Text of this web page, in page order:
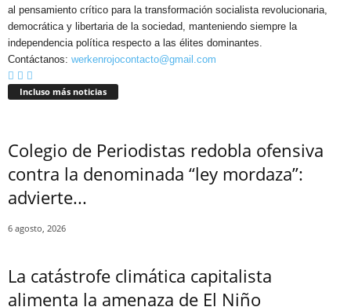
al pensamiento crítico para la transformación socialista revolucionaria,
democrática y libertaria de la sociedad, manteniendo siempre la
independencia política respecto a las élites dominantes.
Contáctanos: werkenrojocontacto@gmail.com
Incluso más noticias
Colegio de Periodistas redobla ofensiva
contra la denominada “ley mordaza”:
advierte...
6 agosto, 2026
La catástrofe climática capitalista
alimenta la amenaza de El Niño